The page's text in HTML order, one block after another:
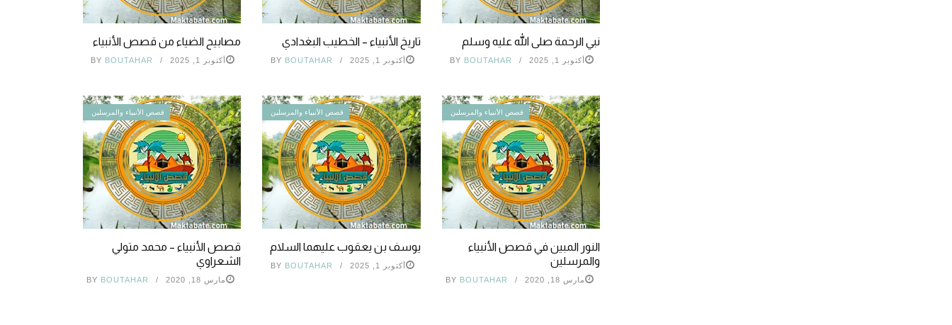
مصابيح الضياء من قصص الأنبياء
أكتوبر 1, 2025 BY BOUTAHAR
تاريخ الأنبياء – الخطيب البغدادي
أكتوبر 1, 2025 BY BOUTAHAR
نبي الرحمة صلى الله عليه وسلم
أكتوبر 1, 2025 BY BOUTAHAR
قصص الأنبياء والمرسلين
قصص الأنبياء – محمد متولي
الشعراوي
مارس 18, 2020 BY BOUTAHAR
قصص الأنبياء والمرسلين
يوسف بن يعقوب عليهما السلام
أكتوبر 1, 2025 BY BOUTAHAR
قصص الأنبياء والمرسلين
النور المبين في قصص الأنبياء
والمرسلين
مارس 18, 2020 BY BOUTAHAR